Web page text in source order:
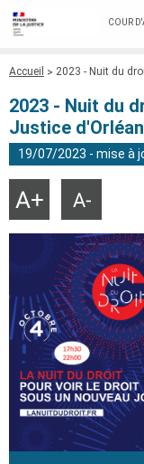
COUR
Fil
Accueil 2023 - Nuit du
2023 - Nuit du
Justice
19/07/2023 - mise à
Agrandir
du
texte
Réduire
du
texte